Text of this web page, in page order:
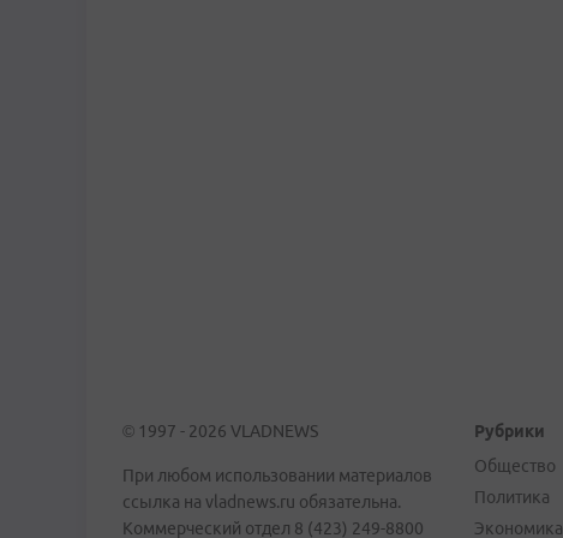
© 1997 - 2026 VLADNEWS
При любом использовании материалов
ссылка на vladnews.ru обязательна.
Коммерческий отдел 8 (423) 249-8800
Рубрики
Общество
Политика
Экономика